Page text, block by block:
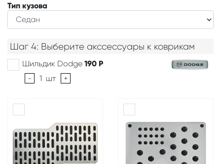
Тип кузова
Шаг 4: Выберите акссессуары к коврикам
Шильдик Dodge 190 Р
-
1 шт +